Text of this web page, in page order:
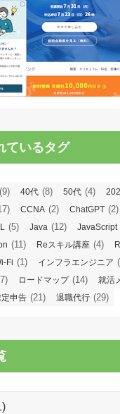
ているタグ
(9) 40代 (8) 50代 (4)
CCNA (2) ChatGPT (2)
(5) Java (12) JavaScript
(11) Reスキル講座 (4)
Fi (1) インフラエンジニア
ロードマップ(14) 就活
申告 (21) 退職代行 (29)